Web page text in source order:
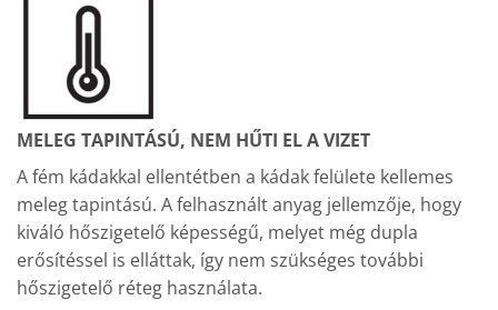
MELEG TAPINTÁSÚ, NEM HŰTI EL A VIZET
A fém kádakkal ellentétben a kádak felülete kellemes
meleg tapintású. A felhasznált anyag jellemzője, hogy
kiváló hőszigetelő képességű, melyet még dupla
erősítéssel is elláttak, így nem szükséges további
hőszigetelő réteg használata.